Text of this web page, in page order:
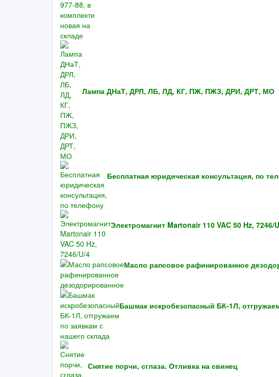
Лампа ДНаТ, ДРЛ, ЛБ, ЛД, КГ, ПЖ, ПЖЗ, ДРИ, ДРТ, МО
Бесплатная юридическая консультация, по
Электромагнит Martonair 110 VAC 50 Hz, 7246/
Масло рапсовое рафинированное
Башмак искробезопасный БК-1Л,
Снятие порчи, сглаза. Отливка на свинец